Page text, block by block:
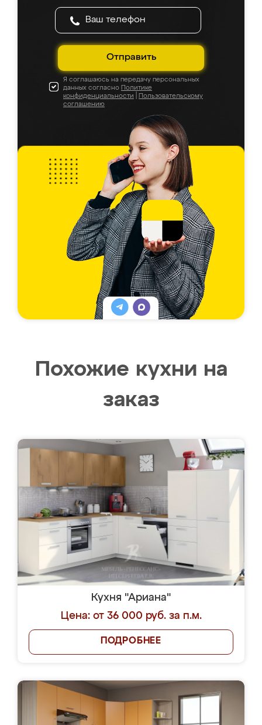
Отправить
Я соглашаюсь на передачу персональных
данных согласно Политике
конфиденциальности
Пользовательскому
соглашению
Похожие кухни на
заказ
Кухня "Ариана"
Цена: от 36 000 руб. за п.м.
ПОДРОБНЕЕ